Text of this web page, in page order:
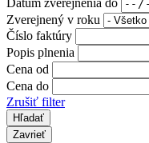
Zverejnený v roku
Číslo faktúry
Popis plnenia
Cena od
Cena do
Zrušiť filter
Zavrieť